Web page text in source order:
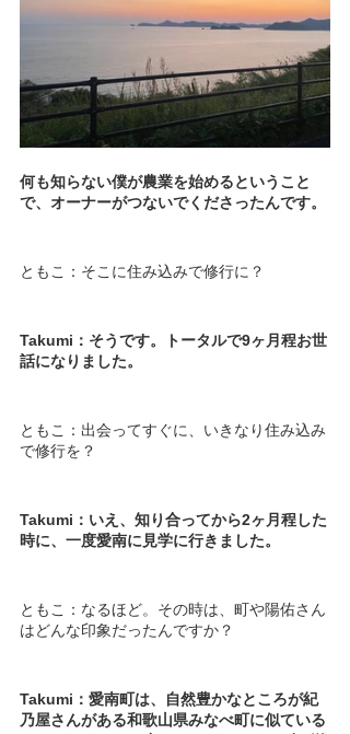
何も知らない僕が農業を始めるということ
で、オーナーがつないでくださったんです。
ともこ：そこに住み込みで修行に？
Takumi：そうです。トータルで9ヶ月程お世
話になりました。
ともこ：出会ってすぐに、いきなり住み込み
で修行を？
Takumi：いえ、知り合ってから2ヶ月程した
時に、一度愛南に見学に行きました。
ともこ：なるほど。その時は、町や陽佑さん
はどんな印象だったんですか？
Takumi：愛南町は、自然豊かなところが紀
乃屋さんがある和歌山県みなべ町に似ている